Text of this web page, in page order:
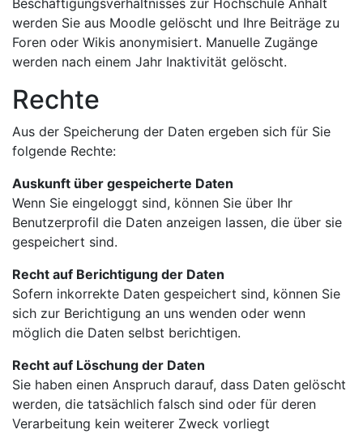
Beschäftigungsverhältnisses zur Hochschule Anhalt
werden Sie aus Moodle gelöscht und Ihre Beiträge zu
Foren oder Wikis anonymisiert. Manuelle Zugänge
werden nach einem Jahr Inaktivität gelöscht.
Rechte
Aus der Speicherung der Daten ergeben sich für Sie
folgende Rechte:
Auskunft über gespeicherte Daten
Wenn Sie eingeloggt sind, können Sie über Ihr
Benutzerprofil die Daten anzeigen lassen, die über sie
gespeichert sind.
Recht auf Berichtigung der Daten
Sofern inkorrekte Daten gespeichert sind, können Sie
sich zur Berichtigung an uns wenden oder wenn
möglich die Daten selbst berichtigen.
Recht auf Löschung der Daten
Sie haben einen Anspruch darauf, dass Daten gelöscht
werden, die tatsächlich falsch sind oder für deren
Verarbeitung kein weiterer Zweck vorliegt